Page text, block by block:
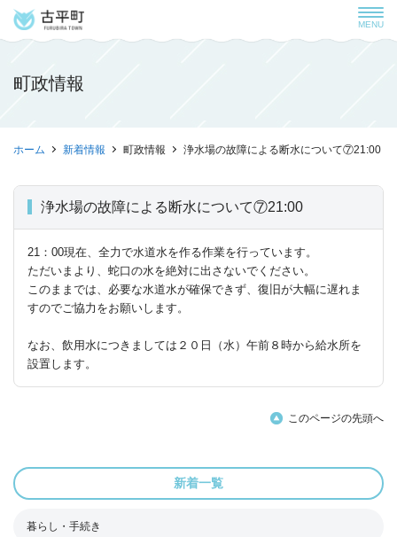
MENU
町政情報
ホーム 新着情報 町政情報 浄水場の故障による断水について⑦21:00
浄水場の故障による断水について⑦21:00
21：00現在、全力で水道水を作る作業を行っています。
ただいまより、蛇口の水を絶対に出さないでください。
このままでは、必要な水道水が確保できず、復旧が大幅に遅れま
すのでご協力をお願いします。
なお、飲用水につきましては２０日（水）午前８時から給水所を
設置します。
このページの先頭へ
新着一覧
暮らし・手続き